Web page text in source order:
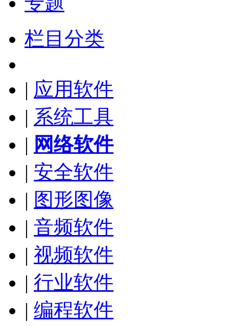
栏目分类
| 应用软件
| 系统工具
| 网络软件
| 安全软件
| 图形图像
| 音频软件
| 视频软件
| 行业软件
| 编程软件